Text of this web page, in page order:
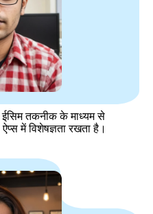
ईसिम तकनीक के माध्यम से
में विशेषज्ञता रखता है।